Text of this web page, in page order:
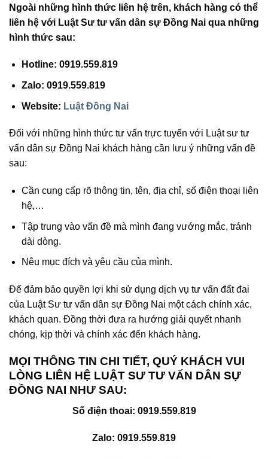
Ngoài những hình thức liên hệ trên, khách hàng có thể
liên hệ với Luật Sư tư vấn dân sự Đồng Nai qua những
hình thức sau:
Hotline: 0919.559.819
Zalo: 0919.559.819
Website: Luật Đồng Nai
Đối với những hình thức tư vấn trực tuyến với Luật sư tư
vấn dân sự Đồng Nai khách hàng cần lưu ý những vấn đề
sau:
Cần cung cấp rõ thông tin, tên, địa chỉ, số điện thoại liên
hệ,…
Tập trung vào vấn đề mà mình đang vướng mắc, tránh
dài dòng.
Nêu mục đích và yêu cầu của mình.
Để đảm bảo quyền lợi khi sử dụng dịch vụ tư vấn đất đai
của Luật Sư tư vấn dân sự Đồng Nai một cách chính xác,
khách quan. Đồng thời đưa ra hướng giải quyết nhanh
chóng, kịp thời và chính xác đến khách hàng.
MỌI THÔNG TIN CHI TIẾT, QUÝ KHÁCH VUI
LÒNG LIÊN HỆ LUẬT SƯ TƯ VẤN DÂN SỰ
ĐỒNG NAI NHƯ SAU:
Số điện thoai: 0919.559.819
Zalo: 0919.559.819